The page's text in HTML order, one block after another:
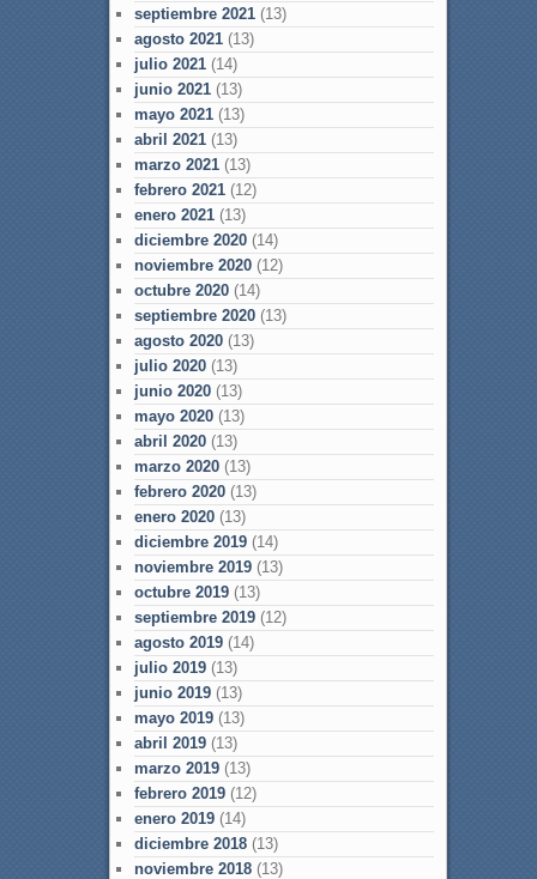
septiembre 2021(13)
agosto 2021(13)
julio 2021(14)
junio 2021(13)
mayo 2021(13)
abril 2021(13)
marzo 2021(13)
febrero 2021(12)
enero 2021(13)
diciembre 2020(14)
noviembre 2020(12)
octubre 2020(14)
septiembre 2020(13)
agosto 2020(13)
julio 2020(13)
junio 2020(13)
mayo 2020(13)
abril 2020(13)
marzo 2020(13)
febrero 2020(13)
enero 2020(13)
diciembre 2019(14)
noviembre 2019(13)
octubre 2019(13)
septiembre 2019(12)
agosto 2019(14)
julio 2019(13)
junio 2019(13)
mayo 2019(13)
abril 2019(13)
marzo 2019(13)
febrero 2019(12)
enero 2019(14)
diciembre 2018(13)
noviembre 2018(13)